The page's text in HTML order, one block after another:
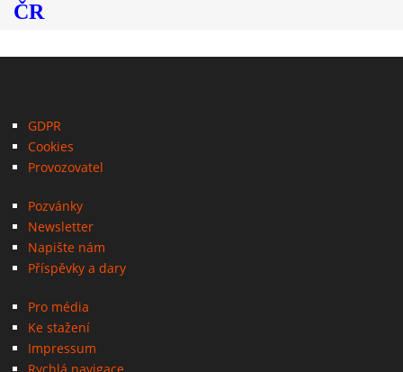
ČR
GDPR
Cookies
Provozovatel
Pozvánky
Newsletter
Napište nám
Příspěvky a dary
Pro média
Ke stažení
Impressum